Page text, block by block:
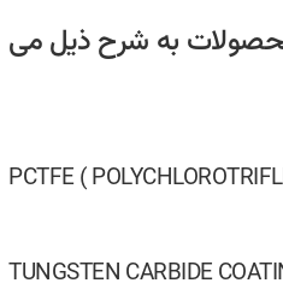
محصولات به شرح ذیل می
PCTFE (
TUNGSTEN CARBIDE